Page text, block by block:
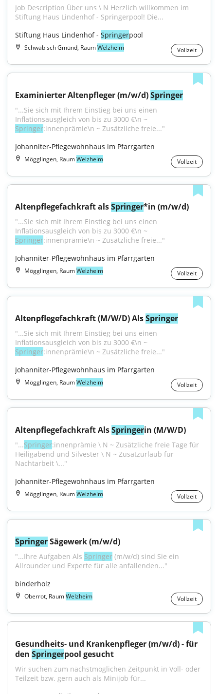
Job Description Über uns \ N Herzlich willkommen im
Stiftung Haus Lindenhof - Springerpool! Die...
Stiftung Haus Lindenhof - Springerpool
Schwäbisch Gmünd, RaumWelzheim Vollzeit
Examinierter Altenpfleger (m/w/d) Springer
"...Sie sich mit Ihrem Einstieg bei uns einen
Springer:innenprämie\n ~ Zusätzliche freie..."
Johanniter-Pflegewohnhaus im Pfarrgarten
Mögglingen, RaumWelzheim Vollzeit
Altenpflegefachkraft als Springer*in (m/w/d)
"...Sie sich mit Ihrem Einstieg bei uns einen
Springer:innenprämie\n ~ Zusätzliche freie..."
Johanniter-Pflegewohnhaus im Pfarrgarten
Mögglingen, RaumWelzheim Vollzeit
Altenpflegefachkraft (M/W/D) Als Springer
"...Sie sich mit Ihrem Einstieg bei uns einen
Springer:innenprämie\n ~ Zusätzliche freie..."
Johanniter-Pflegewohnhaus im Pfarrgarten
Mögglingen, RaumWelzheim Vollzeit
Altenpflegefachkraft Als Springerin (M/W/D)
"...Springer:innenprämie \ N ~ Zusätzliche freie Tage für
Heiligabend und Silvester \ N ~ Zusatzurlaub für
Nachtarbeit \..."
Johanniter-Pflegewohnhaus im Pfarrgarten
Mögglingen, RaumWelzheim Vollzeit
Springer Sägewerk (m/w/d)
"...Ihre Aufgaben Als Springer (m/w/d) sind Sie ein
Allrounder und Experte für alle anfallenden..."
binderholz
Oberrot, RaumWelzheim Vollzeit
Gesundheits- und Krankenpfleger (m/w/d) - für
den Springerpool gesucht
Wir suchen zum nächstmöglichen Zeitpunkt in Voll- oder
Teilzeit bzw. gern auch als Minijob für...